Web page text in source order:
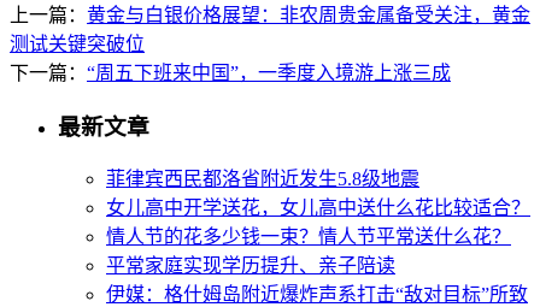
上一篇： 黄金与白银价格展望：非农周贵金属备受关注，黄金
测试关键突破位
下一篇： “周五下班来中国”，一季度入境游上涨三成
最新文章
菲律宾西民都洛省附近发生5.8级地震
女儿高中开学送花，女儿高中送什么花比较适合？
情人节的花多少钱一束？情人节平常送什么花？
平常家庭实现学历提升、亲子陪读
伊媒：格什姆岛附近爆炸声系打击“敌对目标”所致